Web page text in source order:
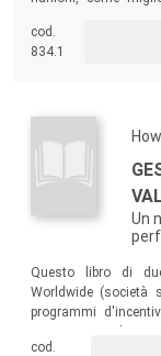
cod.
834.1
Un
Questo libro di
Worldwide (società
programmi
come collegare in
cod.